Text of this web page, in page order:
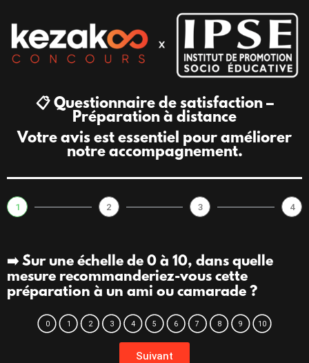
📋 Questionnaire de satisfaction –
Préparation à distance
Votre avis est essentiel pour améliorer
notre accompagnement.
1 2 3 4
➡️ Sur une échelle de 0 à 10, dans quelle
mesure recommanderiez-vous cette
préparation à un ami ou camarade ?
0 1 2 3 4 5 6 7 8 9 10
Suivant